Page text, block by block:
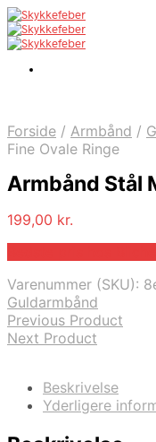
Forside / Armbånd /
Fine Ovale Ringe
Armbånd Stål
199,00 kr.
Varenummer (SKU):
Guldarmbånd
Previous Product
Next Product
Beskrivelse
Yderligere